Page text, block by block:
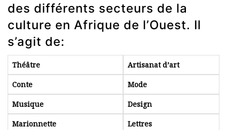
des différents secteurs de la
culture en Afrique de l’Ouest. Il
s’agit de:
Théâtre Artisanat d’art
Conte Mode
Musique Design
Marionnette Lettres